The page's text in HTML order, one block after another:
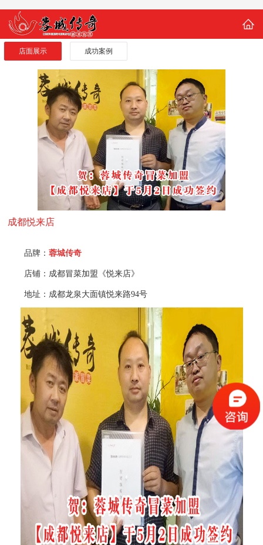
店面展示 成功案例
成都悦来店
品牌：蓉城传奇
店铺：成都冒菜加盟 《悦来店》
地址：成都龙泉大面镇悦来路94号